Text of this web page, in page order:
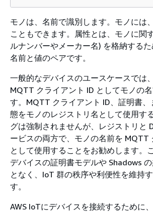
モノは、名前で識別します。モノには
こともできます。属性とは、モノに関
ルナンバーやメーカー名) を格納するた
名前と値のペアです。
一般的なデバイスのユースケースでは
MQTT クライアント ID としてモノの
す。MQTT クライアント ID、証明書
態をモノのレジストリ名として使用す
グは強制されませんが、レジストリと
ービスの両方で、モノの名前を MQTT
として使用することをお勧めします。
デバイスの証明書モデルや Shadows
となく、IoT 群の秩序や利便性を維持
す。
AWS IoTにデバイスを接続するために